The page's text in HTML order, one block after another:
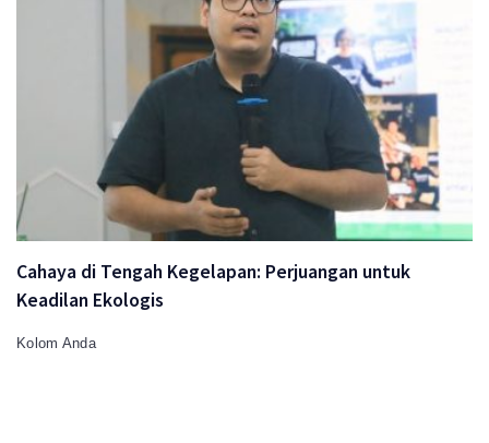
Cahaya di Tengah Kegelapan: Perjuangan untuk
Keadilan Ekologis
Kolom Anda